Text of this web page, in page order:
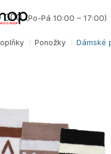
Ponožky Dámské
000(Po-Pá 10:00 – 17:00)